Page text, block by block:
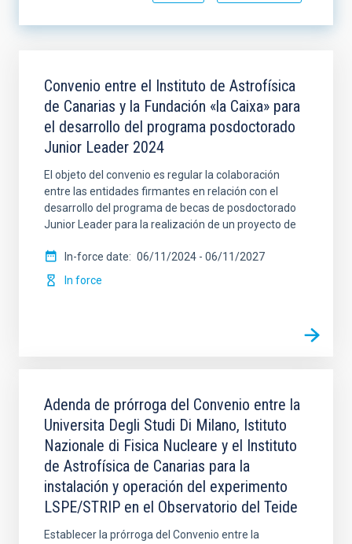
SIGNATORY PARTY
SIGNED AT (MIN)
SIGNED AT (MAX)
Convenio entre el Instituto de Astrofísica
de Canarias y la Fundación «la Caixa» para
el desarrollo del programa posdoctorado
Junior Leader 2024
El objeto del convenio es regular la colaboración
entre las entidades firmantes en relación con el
desarrollo del programa de becas de posdoctorado
Junior Leader para la realización de un proyecto de
In-force date 06/11/2024 - 06/11/2027
In force
Adenda de prórroga del Convenio entre la
Universita Degli Studi Di Milano, Istituto
Nazionale di Fisica Nucleare y el Instituto
de Astrofísica de Canarias para la
instalación y operación del experimento
LSPE/STRIP en el Observatorio del Teide
Establecer la prórroga del Convenio entre la